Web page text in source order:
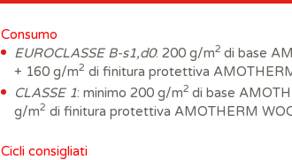
Consumo
EUROCLASSE B-s1,d0: 200 g/m2 di base
+ 160 g/m2 di finitura protettiva
CLASSE 1: minimo 200 g/m2 di base
g/m2 di finitura protettiva AMOTHERM
Cicli consigliati